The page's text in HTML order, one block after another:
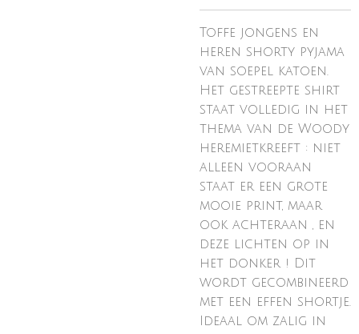
Toffe jongens en
heren shorty pyjama
van soepel katoen.
Het gestreepte shirt
staat volledig in het
thema van de Woody
heremietkreeft : niet
alleen vooraan
staat er een grote
mooie print, maar
ook achteraan , en
deze lichten op in
het donker ! Dit
wordt gecombineerd
met een effen shortje.
Ideaal om zalig in